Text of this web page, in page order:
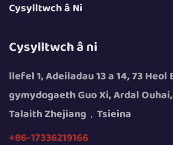
Cysylltwch â Ni
Cysylltwch â ni
llefel 1, Adeiladau 13 a 14, 73
gymydogaeth Guo Xi, Ardal
Talaith Zhejiang，Tsieina
+86-17336219166